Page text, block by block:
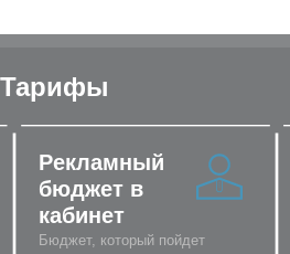
Тарифы
Рекламный
бюджет в
кабинет
Бюджет, который пойдет